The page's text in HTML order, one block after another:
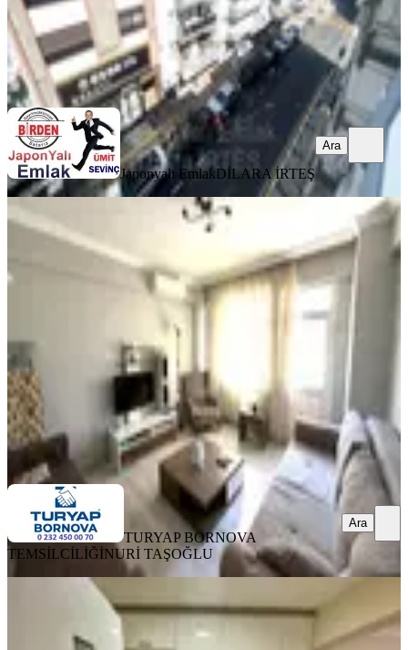
Japonyalı EmlakDİLARA İRTEŞ
Ara
Japonyalı EmlakDİLARA İRTEŞ
Ara
Yatırımcıya Balçova Ekonomi Ü.
Yakını Eşyalı Masrafsız 2+1 Daire
Balçova, Fevzi Çakmak Mahallesi
90 m²· 4. Kat 27.07.2026
5.250.000 ₺
TURYAP BORNOVA TEMSİLCİLİĞİNURİ TAŞOĞLU
TURYAP BORNOVA
TEMSİLCİLİĞİNURİ TAŞOĞLU
Ara
Balçova Çetin Emeç Satılık 3+1
Tadilatlı Arakat Daire Jeotermal